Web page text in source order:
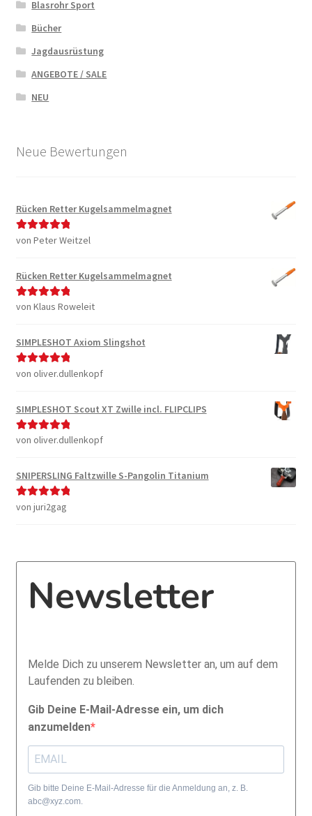
Blasrohr Sport
Bücher
Jagdausrüstung
ANGEBOTE / SALE
NEU
Neue Bewertungen
Rücken Retter Kugelsammelmagnet
Bewertet mit
von Peter Weitzel
Rücken Retter Kugelsammelmagnet
Bewertet mit
von Klaus Roweleit
SIMPLESHOT Axiom Slingshot
Bewertet mit
von oliver.dullenkopf
SIMPLESHOT Scout XT Zwille incl. FLIPCLIPS
Bewertet mit
von oliver.dullenkopf
SNIPERSLING Faltzwille S-Pangolin Titanium
Bewertet mit
von juri2gag
Newsletter
Melde Dich zu unserem Newsletter an, um auf dem
Laufenden zu bleiben.
Gib Deine E-Mail-Adresse ein, um dich
anzumelden
Gib bitte Deine E-Mail-Adresse für die Anmeldung an, z. B.
abc@xyz.com.